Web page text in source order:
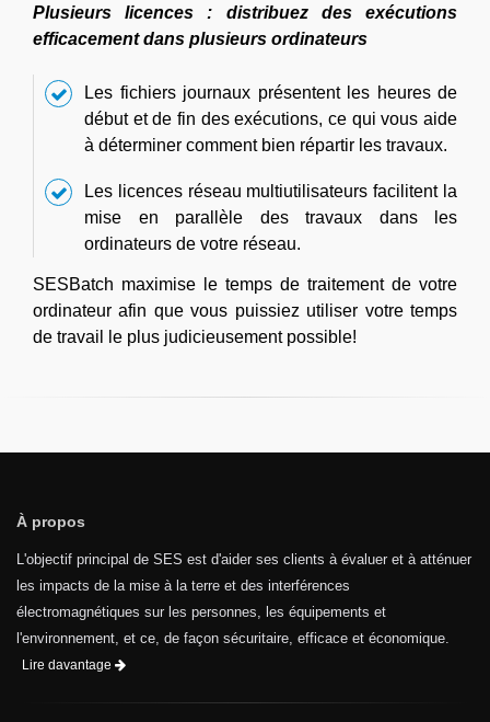
Plusieurs licences : distribuez des exécutions
efficacement dans plusieurs ordinateurs
Les fichiers journaux présentent les heures de
début et de fin des exécutions, ce qui vous aide
à déterminer comment bien répartir les travaux.
Les licences réseau multiutilisateurs facilitent la
mise en parallèle des travaux dans les
ordinateurs de votre réseau.
SESBatch maximise le temps de traitement de votre
ordinateur afin que vous puissiez utiliser votre temps
de travail le plus judicieusement possible!
À propos
L'objectif principal de SES est d'aider ses clients à évaluer et à atténuer
les impacts de la mise à la terre et des interférences
électromagnétiques sur les personnes, les équipements et
l'environnement, et ce, de façon sécuritaire, efficace et économique.
Lire davantage